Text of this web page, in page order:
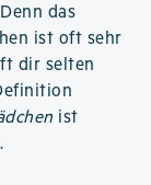
das
ist oft sehr
dir selten
ist
.